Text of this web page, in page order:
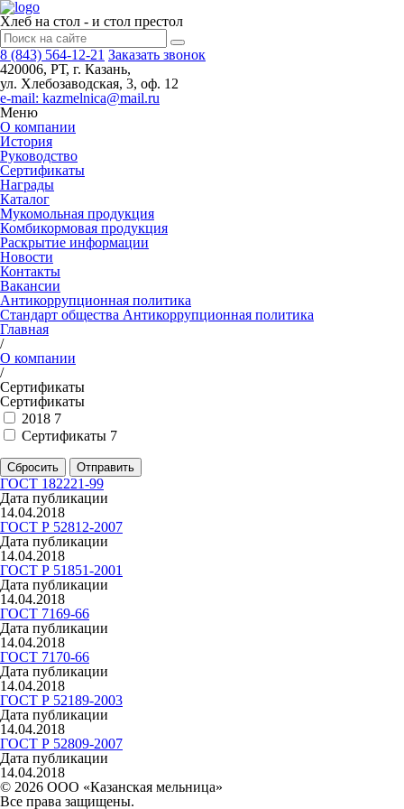
Хлеб на стол - и стол престол
8 (843) 564-12-21 Заказать звонок
420006, РТ, г. Казань,
ул. Хлебозаводская, 3, оф. 12
e-mail: kazmelnica@mail.ru
Меню
О компании
История
Руководство
Сертификаты
Награды
Каталог
Мукомольная продукция
Комбикормовая продукция
Раскрытие информации
Новости
Контакты
Вакансии
Антикоррупционная политика
Стандарт общества Антикоррупционная политика
Главная
/
О компании
/
Сертификаты
Сертификаты
2018 7
Сертификаты 7
Сбросить Отправить
ГОСТ 182221-99
Дата публикации
14.04.2018
ГОСТ Р 52812-2007
Дата публикации
14.04.2018
ГОСТ Р 51851-2001
Дата публикации
14.04.2018
ГОСТ 7169-66
Дата публикации
14.04.2018
ГОСТ 7170-66
Дата публикации
14.04.2018
ГОСТ Р 52189-2003
Дата публикации
14.04.2018
ГОСТ Р 52809-2007
Дата публикации
14.04.2018
© 2026 ООО «Казанская мельница»
Все права защищены.